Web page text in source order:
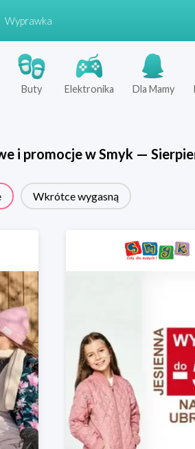
Wyprawka
Buty Elektronika Dla Mamy
i promocje wSmyk —
Wkrótce wygasną